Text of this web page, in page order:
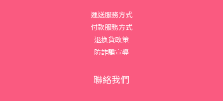
運送服務方式
付款服務方式
退換貨政策
防詐騙宣導
聯絡我們